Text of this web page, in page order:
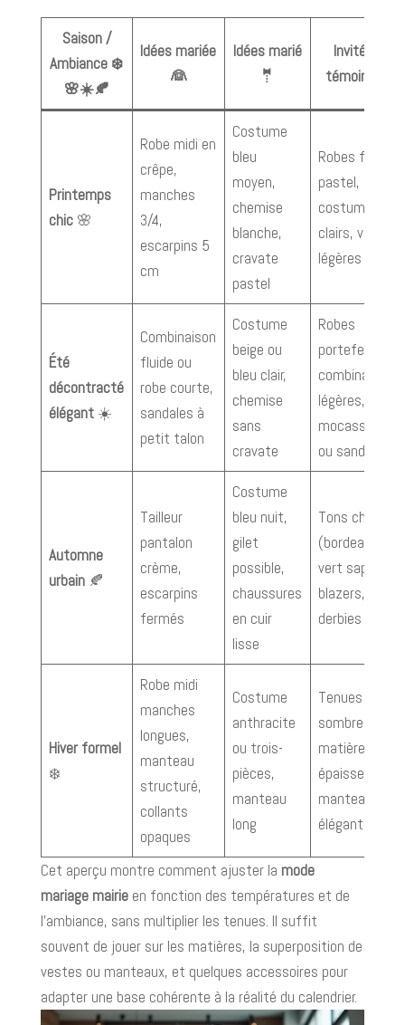
Saison /
Ambiance ❄️
🌸☀️🍂
Idées mariée
👰
Idées marié
🤵
Invités &
témoins 🎉
Printemps
chic 🌸
Robe midi en
crêpe,
manches
3/4,
escarpins 5
cm
Costume
bleu
moyen,
chemise
blanche,
cravate
pastel
Robes fluides
pastel,
costumes
clairs, vestes
légères
Été
décontracté
élégant ☀️
Combinaison
fluide ou
robe courte,
sandales à
petit talon
Costume
beige ou
bleu clair,
chemise
sans
cravate
Robes
portefeuille,
combinaisons
légères,
mocassins
ou sandales
Automne
urbain 🍂
Tailleur
pantalon
crème,
escarpins
fermés
Costume
bleu nuit,
gilet
possible,
chaussures
en cuir
lisse
Tons chauds
(bordeaux,
vert sapin),
blazers,
derbies
Hiver formel
❄️
Robe midi
manches
longues,
manteau
structuré,
collants
opaques
Costume
anthracite
ou trois-
pièces,
manteau
long
Tenues plus
sombres,
matières plus
épaisses,
manteaux
élégants
Cet aperçu montre comment ajuster la mode
mariage mairieen fonction des températures et de
l’ambiance, sans multiplier les tenues. Il suffit
souvent de jouer sur les matières, la superposition de
vestes ou manteaux, et quelques accessoires pour
adapter une base cohérente à la réalité du calendrier.